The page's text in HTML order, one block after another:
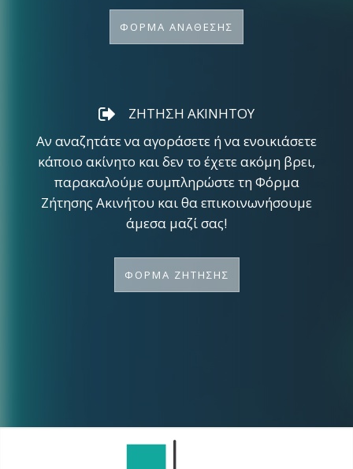
ΦΟΡΜΑ ΑΝΑΘΕΣΗΣ
ΖΗΤΗΣΗ ΑΚΙΝΗΤΟΥ
Αν αναζητάτε να αγοράσετε ή να ενοικιάσετε
κάποιο ακίνητο και δεν το έχετε ακόμη βρει,
παρακαλούμε συμπληρώστε τη Φόρμα
Ζήτησης Ακινήτου και θα επικοινωνήσουμε
άμεσα μαζί σας!
ΦΟΡΜΑ ΖΗΤΗΣΗΣ